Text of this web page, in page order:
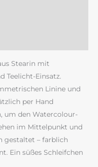
Stearin mit
Teelicht-Einsatz.
Linine und
per Hand
um den Watercolour-
im Mittelpunkt und
gestaltet – farblich
Ein süßes Schleifchen